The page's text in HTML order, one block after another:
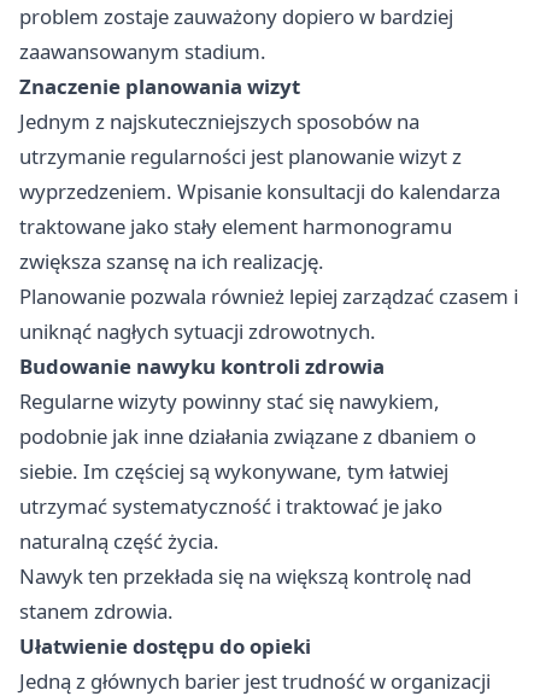
problem zostaje zauważony dopiero w bardziej
zaawansowanym stadium.
Znaczenie planowania wizyt
Jednym z najskuteczniejszych sposobów na
utrzymanie regularności jest planowanie wizyt z
wyprzedzeniem. Wpisanie konsultacji do kalendarza
traktowane jako stały element harmonogramu
zwiększa szansę na ich realizację.
Planowanie pozwala również lepiej zarządzać czasem i
uniknąć nagłych sytuacji zdrowotnych.
Budowanie nawyku kontroli zdrowia
Regularne wizyty powinny stać się nawykiem,
podobnie jak inne działania związane z dbaniem o
siebie. Im częściej są wykonywane, tym łatwiej
utrzymać systematyczność i traktować je jako
naturalną część życia.
Nawyk ten przekłada się na większą kontrolę nad
stanem zdrowia.
Ułatwienie dostępu do opieki
Jedną z głównych barier jest trudność w organizacji